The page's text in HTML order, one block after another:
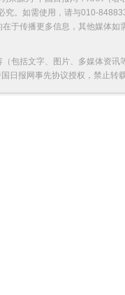
究。如需使用，请与010-
在于传播更多信息，其他媒体
（包括文字、图片、多媒体资
国日报网事先协议授权，禁止转